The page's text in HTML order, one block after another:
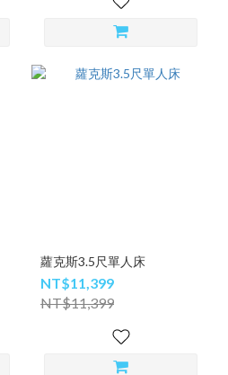
蘿克斯3.5尺單人床
NT$11,399
NT$11,399